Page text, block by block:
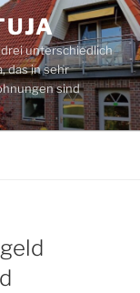
unterschiedlich
das in sehr
sind